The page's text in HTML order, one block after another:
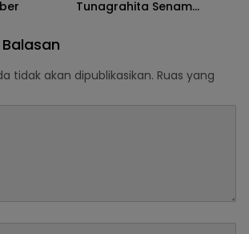
Tunagrahita Senam
tidak akan dipublikasikan. Ruas yang